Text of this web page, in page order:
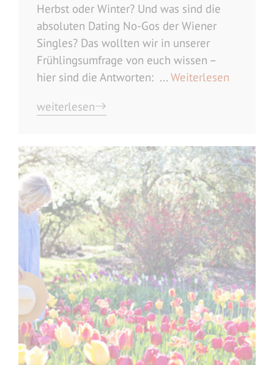
Herbst oder Winter? Und was sind die
absoluten Dating No-Gos der Wiener
Singles? Das wollten wir in unserer
Frühlingsumfrage von euch wissen –
hier sind die Antworten: ... Weiterlesen
weiterlesen